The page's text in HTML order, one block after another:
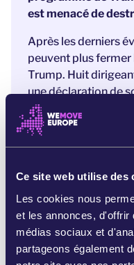
Ce site web utilise des
Les cookies nous
et les annonces, d'offrir
médias sociaux et
partageons également
est menacé de
Après les derniers
peuvent plus fermer
Trump. Huit
une déclaration de
Groenlandais·es.
suffiront pas à
pour défendre la
Nous exigeons que
défende la
l'environnement